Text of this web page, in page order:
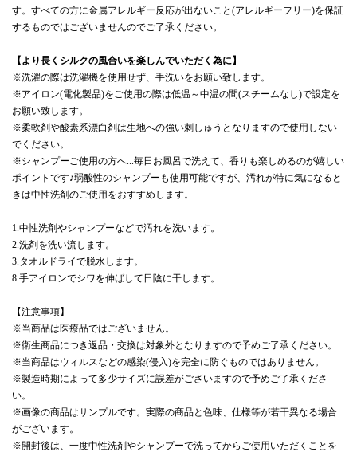
す。すべての方に金属アレルギー反応が出ないこと(アレルギーフリー)を保証
するものではございませんのでご了承ください。
【より長くシルクの風合いを楽しんでいただく為に】
※洗濯の際は洗濯機を使用せず、手洗いをお願い致します。
※アイロン(電化製品)をご使用の際は低温～中温の間(スチームなし)で設定を
お願い致します。
※柔軟剤や酸素系漂白剤は生地への強い刺しゅうとなりますので使用しない
でください。
※シャンプーご使用の方へ...毎日お風呂で洗えて、香りも楽しめるのが嬉しい
ポイントです♪弱酸性のシャンプーも使用可能ですが、汚れが特に気になると
きは中性洗剤のご使用をおすすめします。
1.中性洗剤やシャンプーなどで汚れを洗います。
2.洗剤を洗い流します。
3.タオルドライで脱水します。
8.手アイロンでシワを伸ばして日陰に干します。
【注意事項】
※当商品は医療品ではございません。
※衛生商品につき返品・交換は対象外となりますので予めご了承ください。
※当商品はウィルスなどの感染(侵入)を完全に防ぐものではありません。
※製造時期によって多少サイズに誤差がございますので予めご了承くださ
い。
※画像の商品はサンプルです。実際の商品と色味、仕様等が若干異なる場合
がございます。
※開封後は、一度中性洗剤やシャンプーで洗ってからご使用いただくことを